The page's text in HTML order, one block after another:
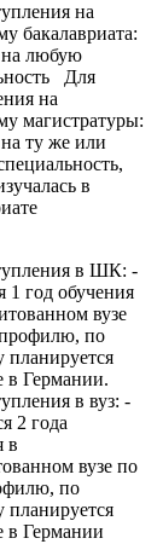
на
бакалавриата:
на любую
Для
на
магистратуры:
ту же или
в
в ШК: -
1 год обучения
вузе
по
планируется
в Германии.
в вуз: -
2 года
в
вузе по
по
планируется
в Германии